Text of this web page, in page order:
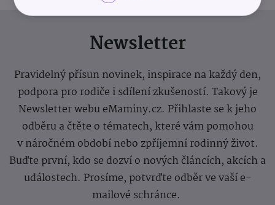
Newsletter
Pravidelný přísun novinek, inspirace na každý den,
podpora pro rodiče i sdílení zkušeností. Takový je
Newsletter webu eMaminy.cz. Přihlaste se k jeho
odběru a čtěte o tématech, které vám pomohou
v náročném období nebo zpříjemní rodinný život.
Buďte první, kdo se dozví o nových článcích, akcích a
událostech. Prosíme, potvrďte odběr ve vaší e-
mailové schránce.